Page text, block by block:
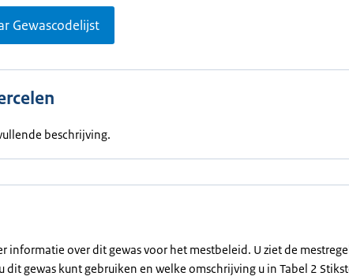
Gewascodelijst
beschrijving.
informatie over dit gewas voor het mestbeleid. U ziet de
dit gewas kunt gebruiken en welke omschrijving u in Tabel 2